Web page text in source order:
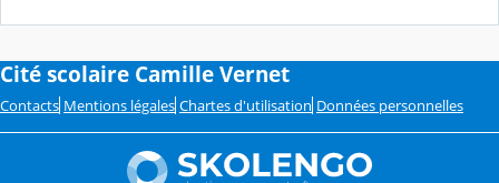
Cité scolaire Camille Vernet
Contacts Mentions légales Chartes d'utilisation Données personnelles